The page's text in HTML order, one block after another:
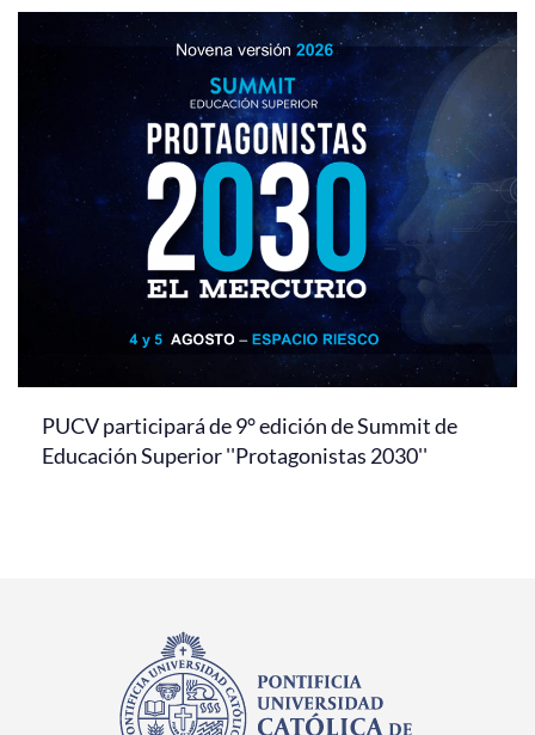
PUCV participará de 9° edición de Summit de
Educación Superior ''Protagonistas 2030''